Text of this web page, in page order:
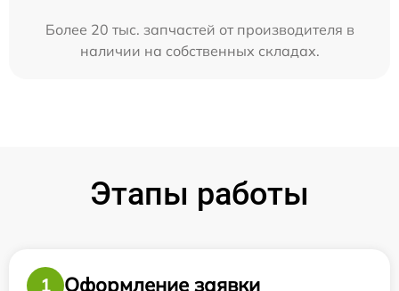
Более 20 тыс. запчастей от производителя в
наличии на собственных складах.
Этапы работы
1
Оформление заявки